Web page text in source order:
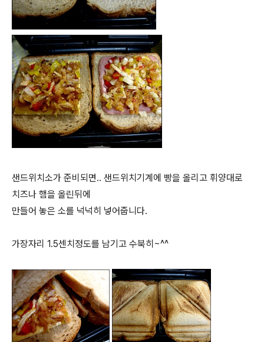
샌드위치소가 준비되면.. 샌드위치기계에 빵을 올리고 휘양대로
치즈나 햄을 올린뒤에
만들어 놓은 소를 넉넉히 넣어줍니다.
가장자리 1.5센치정도를 남기고 수북히~^^